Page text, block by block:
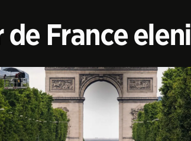
de France eleni